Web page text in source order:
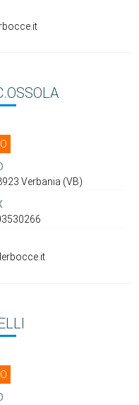
Verbania (VB)